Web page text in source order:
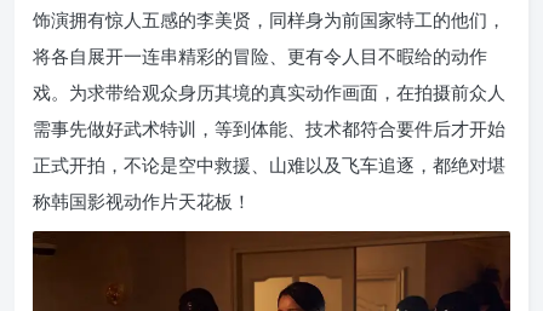
饰演拥有惊人五感的李美贤，同样身为前国家特工的他们，
将各自展开一连串精彩的冒险、更有令人目不暇给的动作
戏。为求带给观众身历其境的真实动作画面，在拍摄前众人
需事先做好武术特训，等到体能、技术都符合要件后才开始
正式开拍，不论是空中救援、山难以及飞车追逐，都绝对堪
称韩国影视动作片天花板！